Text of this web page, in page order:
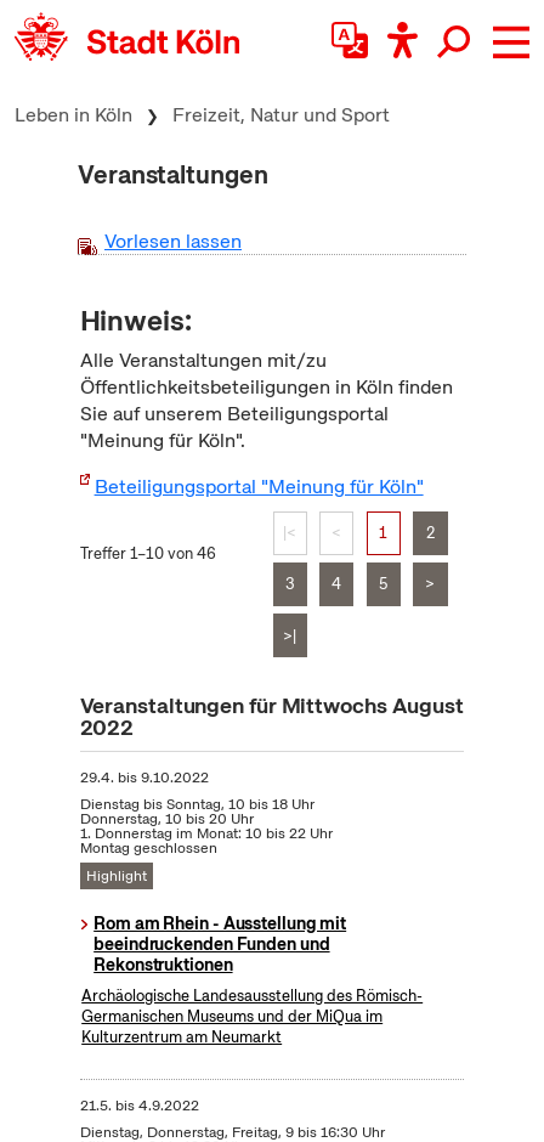
zum Inhalt springen
Leben in Köln Freizeit, Natur und Sport
Veranstaltungen
Vorlesen lassen
Hinweis:
Alle Veranstaltungen mit/zu
Öffentlichkeitsbeteiligungen in Köln finden
Sie auf unserem Beteiligungsportal
"Meinung für Köln".
Beteiligungsportal "Meinung für Köln"
Treffer 1–10 von 46
|< < 1 2
3 4 5 >
>|
Veranstaltungen für Mittwochs August
2022
29.4. bis9.10.2022
Dienstag bis Sonntag, 10 bis 18 Uhr
Donnerstag, 10 bis 20 Uhr
1. Donnerstag im Monat: 10 bis 22 Uhr
Montag geschlossen
Highlight
Rom am Rhein - Ausstellung mit
beeindruckenden Funden und
Rekonstruktionen
Archäologische Landesausstellung des Römisch-
Germanischen Museums und der MiQua im
Kulturzentrum am Neumarkt
21.5. bis4.9.2022
Dienstag, Donnerstag, Freitag, 9 bis 16:30 Uhr